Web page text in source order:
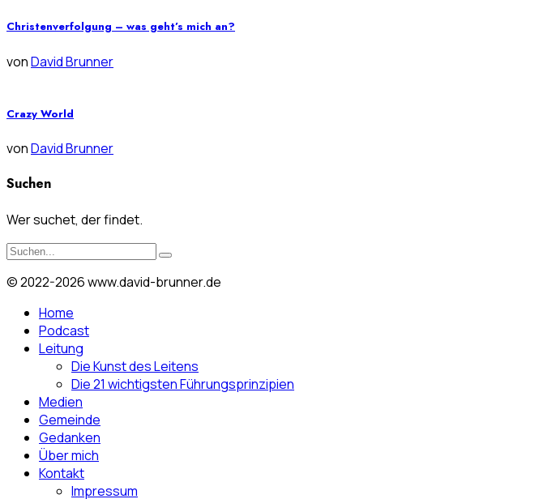
Christenverfolgung – was geht’s mich an?
vonDavid Brunner
Crazy World
vonDavid Brunner
Suchen
Wer suchet, der findet.
© 2022-2026 www.david-brunner.de
Home
Podcast
Leitung
Die Kunst des Leitens
Die 21 wichtigsten Führungsprinzipien
Medien
Gemeinde
Gedanken
Über mich
Kontakt
Impressum